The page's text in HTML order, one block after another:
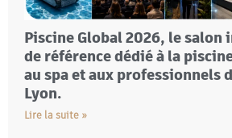
Piscine Global 2026, le
de référence dédié à la
au spa et aux professionnels
Lyon.
Lire la suite »